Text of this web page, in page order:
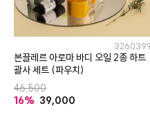
본끌레르 아로마 바디 오일 2종 하트
괄사 세트 (파우치)
46,500
16% 39,000